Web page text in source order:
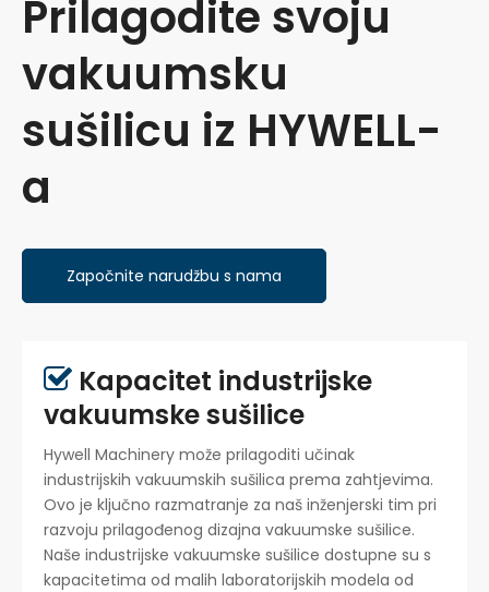
Prilagodite svoju
vakuumsku
sušilicu iz HYWELL-
a
Započnite narudžbu s nama
 Kapacitet industrijske
vakuumske sušilice
Hywell Machinery može prilagoditi učinak
industrijskih vakuumskih sušilica prema zahtjevima.
Ovo je ključno razmatranje za naš inženjerski tim pri
razvoju prilagođenog dizajna vakuumske sušilice.
Naše industrijske vakuumske sušilice dostupne su s
kapacitetima od malih laboratorijskih modela od